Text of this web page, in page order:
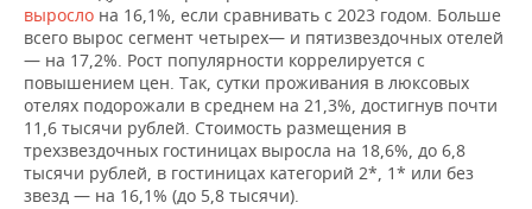
выросло на 16,1%, если сравнивать с 2023 годом. Больше
всего вырос сегмент четырех— и пятизвездочных отелей
— на 17,2%. Рост популярности коррелируется с
повышением цен. Так, сутки проживания в люксовых
отелях подорожали в среднем на 21,3%, достигнув почти
11,6 тысячи рублей. Стоимость размещения в
трехзвездочных гостиницах выросла на 18,6%, до 6,8
тысячи рублей, в гостиницах категорий 2*, 1* или без
звезд — на 16,1% (до 5,8 тысячи).